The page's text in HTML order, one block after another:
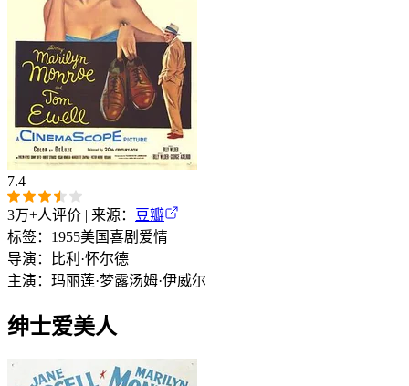
7.4
3万+人评价 | 来源：
豆瓣
标签： 1955美国喜剧 爱情
导演：
比利·怀尔德
主演： 玛丽莲·梦露汤姆·伊威尔
绅士爱美人